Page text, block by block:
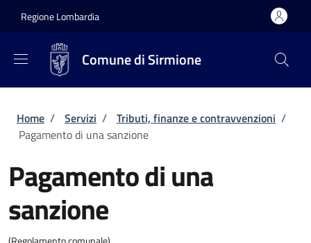
Regione Lombardia
Comune di Sirmione
Briciole di pane
Home / Servizi / Tributi, finanze e contravvenzioni /
Pagamento di una sanzione
Pagamento di una
sanzione